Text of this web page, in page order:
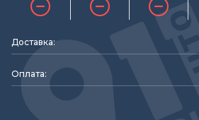
Доставка:
Оплата: